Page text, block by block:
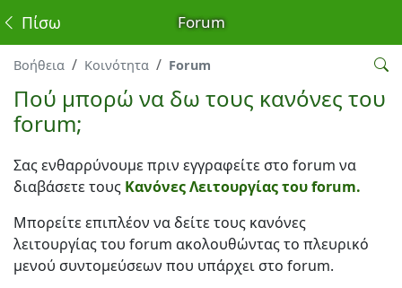
Forum
Πίσω
Βοήθεια Κοινότητα Forum
Πού μπορώ να δω τους κανόνες του
forum;
Σας ενθαρρύνουμε πριν εγγραφείτε στο forum να
διαβάσετε τους Κανόνες Λειτουργίας του forum.
Μπορείτε επιπλέον να δείτε τους κανόνες
λειτουργίας του forum ακολουθώντας το πλευρικό
μενού συντομεύσεων που υπάρχει στο forum.